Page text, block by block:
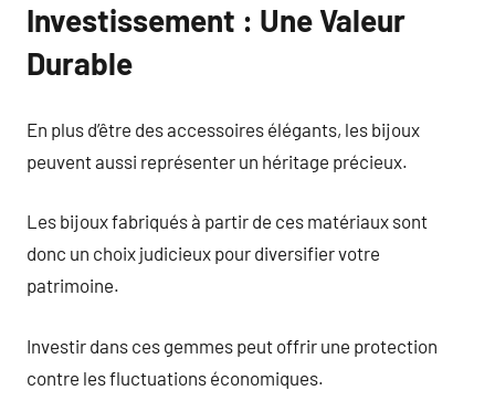
Investissement : Une Valeur
Durable
En plus d’être des accessoires élégants, les bijoux
peuvent aussi représenter un héritage précieux.
Les bijoux fabriqués à partir de ces matériaux sont
donc un choix judicieux pour diversifier votre
patrimoine.
Investir dans ces gemmes peut offrir une protection
contre les fluctuations économiques.